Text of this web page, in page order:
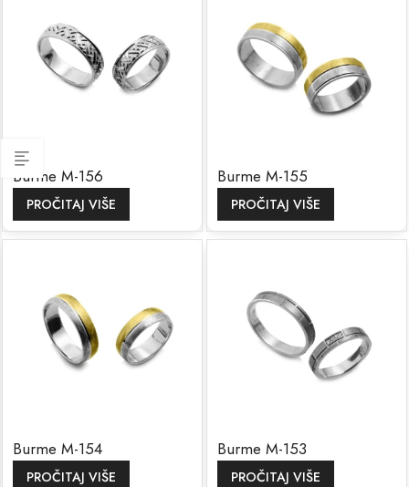
Burme M-156
PROČITAJ VIŠE
Burme M-155
PROČITAJ VIŠE
Burme M-154
PROČITAJ VIŠE
Burme M-153
PROČITAJ VIŠE